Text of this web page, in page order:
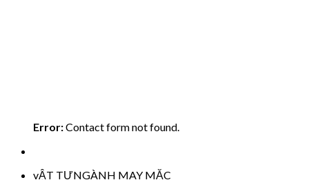
Error:Contact form not found.
vẬT TƯNGÀNH MAY MẶC